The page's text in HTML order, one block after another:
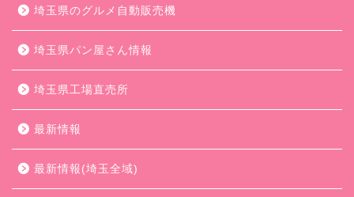
埼玉県のグルメ自動販売機
埼玉県パン屋さん情報
埼玉県工場直売所
最新情報
最新情報(埼玉全域)